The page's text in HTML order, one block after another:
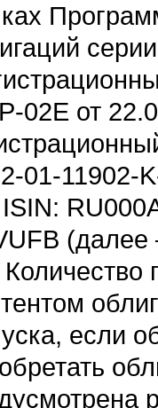
02E от
01-11902-
ISIN:
если